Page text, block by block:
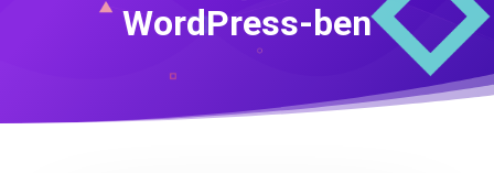
WordPress-ben